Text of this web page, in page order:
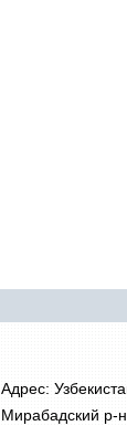
Адрес:
Мирабадский р-